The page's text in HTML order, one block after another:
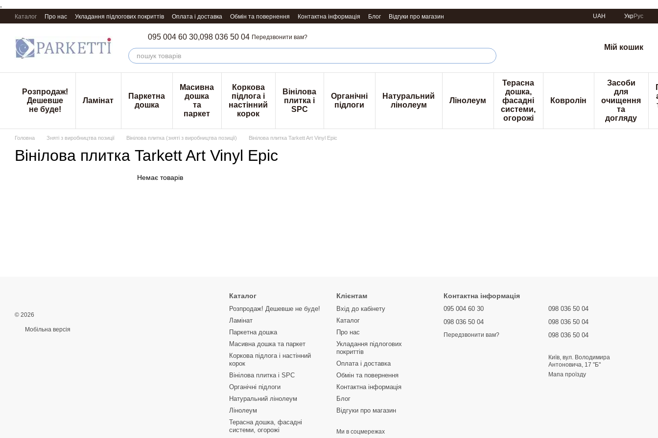
Перейти к основному контенту
Каталог Про нас Укладання підлогових покриттів Оплата і доставка Обмін та повернення Контактна інформація Блог Відгуки про магазин UAH УкрРус
095 004 60 30,098 036 50 04 Передзвонити вам?
Мій кошик
Розпродаж!
Дешевше
не буде!
Ламінат
Паркетна
дошка
Масивна
дошка
та
паркет
Коркова
підлога і
настінний
корок
Вінілова
плитка і
SPC
Органічні
підлоги
Натуральний
лінолеум
Лінолеум
Терасна
дошка,
фасадні
системи,
огорожі
Ковролін
Засоби
для
очищення
та
догляду
Головна Зняті з виробництва позиції Вінілова плитка (зняті з виробництва позиції) Вінілова плитка Tarkett Art Vinyl Epic
Вінілова плитка Tarkett Art Vinyl Epic
Немає товарів
© 2026
Мобільна версія
Каталог
Розпродаж! Дешевше не буде!
Ламінат
Паркетна дошка
Масивна дошка та паркет
Коркова підлога і настінний
корок
Вінілова плитка і SPC
Органічні підлоги
Натуральний лінолеум
Лінолеум
Терасна дошка, фасадні
системи, огорожі
Клієнтам
Вхід до кабінету
Каталог
Про нас
Укладання підлогових
покриттів
Оплата і доставка
Обмін та повернення
Контактна інформація
Блог
Відгуки про магазин
Ми в соцмережах
Контактна інформація
095 004 60 30
098 036 50 04
Передзвонити вам?
098 036 50 04
098 036 50 04
098 036 50 04
Київ, вул. Володимира
Антоновича, 17 "Б"
Мапа проїзду